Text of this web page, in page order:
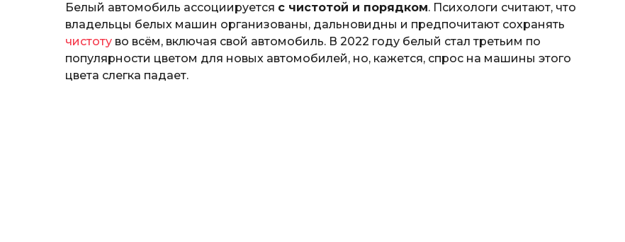
Белый автомобиль ассоциируется с чистотой и порядком. Психологи считают, что
владельцы белых машин организованы, дальновидны и предпочитают сохранять
чистоту во всём, включая свой автомобиль. В 2022 году белый стал третьим по
популярности цветом для новых автомобилей, но, кажется, спрос на машины этого
цвета слегка падает.